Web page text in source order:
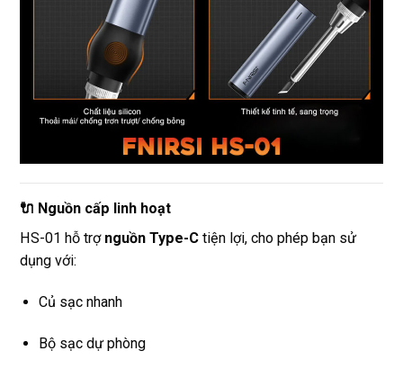
🔌 Nguồn cấp linh hoạt
HS-01 hỗ trợ nguồn Type-C tiện lợi, cho phép bạn sử
dụng với:
Củ sạc nhanh
Bộ sạc dự phòng